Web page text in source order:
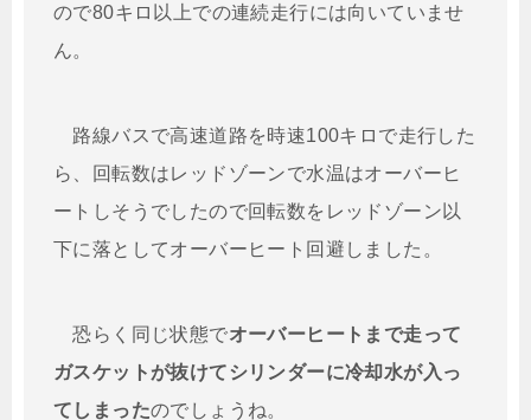
ので80キロ以上での連続走行には向いていませ
ん。
路線バスで高速道路を時速100キロで走行した
ら、回転数はレッドゾーンで水温はオーバーヒ
ートしそうでしたので回転数をレッドゾーン以
下に落としてオーバーヒート回避しました。
恐らく同じ状態でオーバーヒートまで走って
ガスケットが抜けてシリンダーに冷却水が入っ
てしまったのでしょうね。